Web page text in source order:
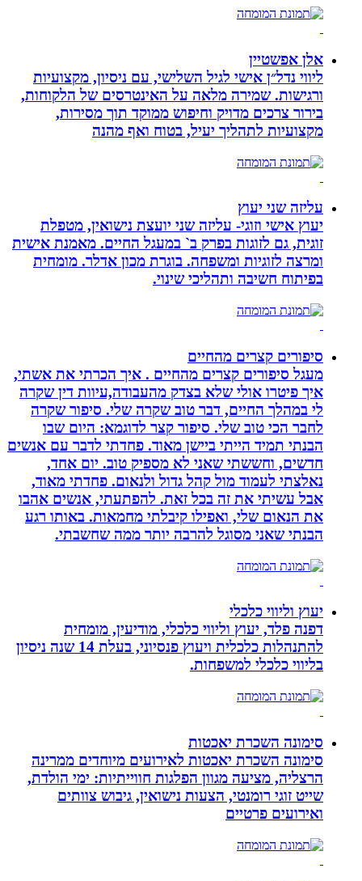
אלן אפשטיין
ליווי נדל״ן אישי לגיל השלישי, עם ניסיון, מקצועיות
ורגישות. שמירה מלאה על האינטרסים של הלקוחות,
בירור צרכים מדויק וחיפוש ממוקד תוך מסירות,
מקצועיות לתהליך יעיל, בטוח ואף מהנה
עליזה שני יעוץ
יעוץ אישי וזוגי- עליזה שני יועצת נישואין, מטפלת
זוגית, גם לזוגות בפרק ב` במעגל החיים. מאמנת אישית
ומרצה לזוגיות ומשפחה. בוגרת מכון אדלר. מומחית
בפיתוח חשיבה ותהליכי שינוי.
סיפורים קצרים מהחיים
מעגל סיפורים קצרים מהחיים . איך הכרתי את אשתי,
איך פיטרו אולי שלא בצדק מהעבודה,עיוות דין שקרה
לי במהלך החיים, דבר טוב שקרה שלי. סיפור שקרה
לחבר הכי טוב שלי. סיפור קצר לדוגמא: היום שבו
הבנתי תמיד הייתי ביישן מאוד. פחדתי לדבר עם אנשים
חדשים, וחששתי שאני לא מספיק טוב. יום אחד,
נאלצתי לעמוד מול קהל גדול ולנאום. פחדתי מאוד,
אבל עשיתי את זה בכל זאת. להפתעתי, אנשים אהבו
את הנאום שלי, ואפילו קיבלתי מחמאות. באותו רגע
הבנתי שאני מסוגל להרבה יותר ממה שחשבתי.
יעוץ וליווי כלכלי
דפנה פלד, יעוץ וליווי כלכלי, מודיעין, מומחית
להתנהלות כלכלית ויעוץ פנסיוני, בעלת 14 שנה ניסיון
בליווי כלכלי למשפחות.
סימונה השכרת יאכטות
סימונה השכרת יאכטות לאירועים מיוחדים ממרינה
הרצליה, מציעה מגוון הפלגות חווייתיות: ימי הולדת,
שייט זוגי רומנטי, הצעות נישואין, גיבוש צוותים
ואירועים פרטיים